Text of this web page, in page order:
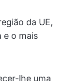
da UE,
e o mais
lhe uma